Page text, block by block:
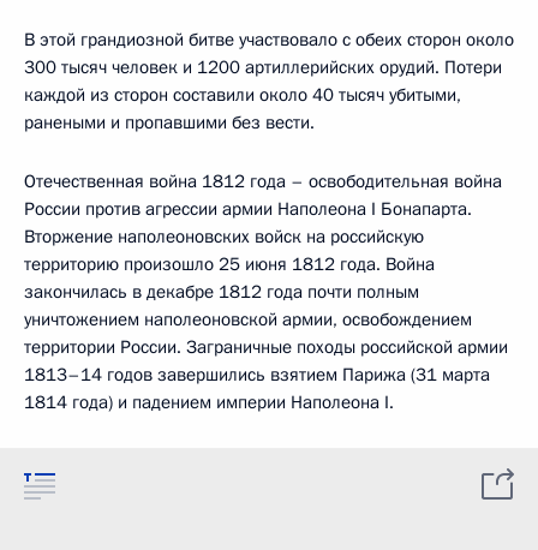
В этой грандиозной битве участвовало с обеих сторон около
300 тысяч человек и 1200 артиллерийских орудий. Потери
каждой из сторон составили около 40 тысяч убитыми,
ранеными и пропавшими без вести.
Отечественная война 1812 года – освободительная война
России против агрессии армии Наполеона I Бонапарта.
Вторжение наполеоновских войск на российскую
территорию произошло 25 июня 1812 года. Война
закончилась в декабре 1812 года почти полным
уничтожением наполеоновской армии, освобождением
территории России. Заграничные походы российской армии
1813–14 годов завершились взятием Парижа (31 марта
1814 года) и падением империи Наполеона I.